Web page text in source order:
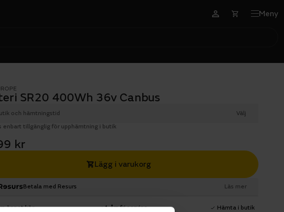
Meny
SR20 400Wh 36v Canbus
och hämtningstid
Välj
enbart tillgänglig för upphämtning i butik
kr
Lägg i varukorg
Betala med Resurs Läs mer
öppet köp 1 års fri service Hämta i butik